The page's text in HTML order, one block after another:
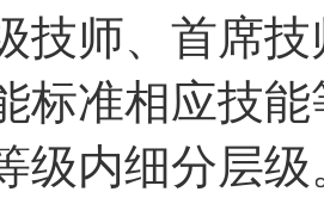
技师、首席
标准相应技
级内细分层级